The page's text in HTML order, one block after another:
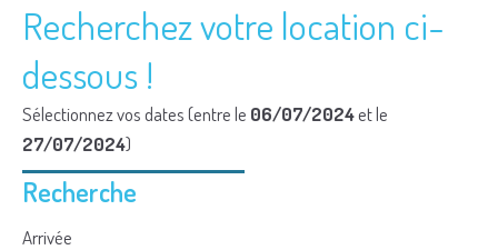
Recherchez votre location ci-
dessous !
Sélectionnez vos dates (entre le 06/07/2024et le
27/07/2024)
Recherche
Arrivée